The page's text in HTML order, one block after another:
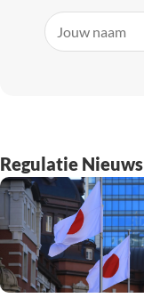
Regulatie Nieuws